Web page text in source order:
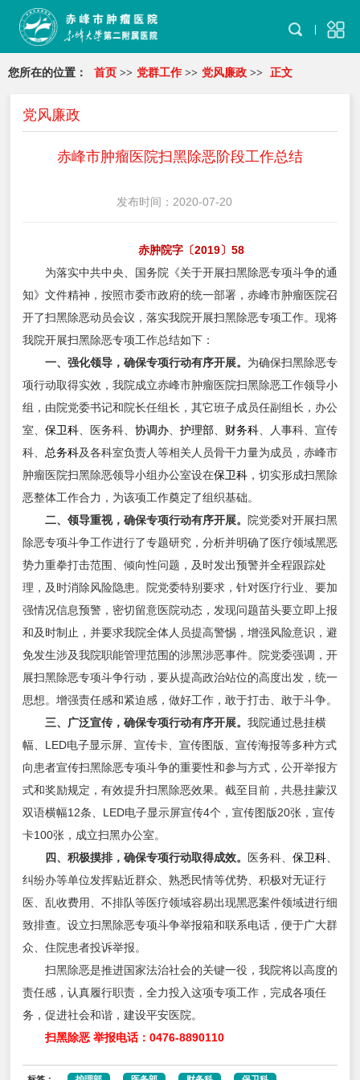
您所在的位置： 首页 >> 党群工作 >> 党风廉政 >> 正文
党风廉政
赤峰市肿瘤医院扫黑除恶阶段工作总结
发布时间：2020-07-20
赤肿院字〔2019〕58
为落实中共中央、国务院《关于开展扫黑除恶专项斗争的通
知》文件精神，按照市委市政府的统一部署，赤峰市肿瘤医院召
开了扫黑除恶动员会议，落实我院开展扫黑除恶专项工作。现将
我院开展扫黑除恶专项工作总结如下：
一、强化领导，确保专项行动有序开展。 为确保扫黑除恶专
项行动取得实效，我院成立赤峰市肿瘤医院扫黑除恶工作领导小
组，由院党委书记和院长任组长，其它班子成员任副组长，办公
室、 保卫科、医务科、 协调办、 护理部、 财务科、人事科、宣传
科、 总务科及各科室负责人等相关人员骨干力量为成员，赤峰市
肿瘤医院扫黑除恶领导小组办公室设在保卫科，切实形成扫黑除
恶整体工作合力，为该项工作奠定了组织基础。
二、领导重视，确保专项行动有序开展。
院党委对开展扫黑
除恶专项斗争工作进行了专题研究，分析并明确了医疗领域黑恶
势力重拳打击范围、倾向性问题，及时发出预警并全程跟踪处
理，及时消除风险隐患。院党委特别要求，针对医疗行业、要加
强情况信息预警，密切留意医院动态，发现问题苗头要立即上报
和及时制止，并要求我院全体人员提高警惕，增强风险意识，避
免发生涉及我院职能管理范围的涉黑涉恶事件。院党委强调，开
展扫黑除恶专项斗争行动，要从提高政治站位的高度出发，统一
思想。增强责任感和紧迫感，做好工作，敢于打击、敢于斗争。
三、广泛宣传，确保专项行动有序开展。 我院通过悬挂横
幅、LED电子显示屏、宣传卡、宣传图版、宣传海报等多种方式
向患者宣传扫黑除恶专项斗争的重要性和参与方式，公开举报方
式和奖励规定，有效提升扫黑除恶效果。截至目前，共悬挂蒙汉
双语横幅12条、LED电子显示屏宣传4个，宣传图版20张，宣传
卡100张，成立扫黑办公室。
四、积极摸排，确保专项行动取得成效。
医务科、 保卫科、
纠纷办等单位发挥贴近群众、熟悉民情等优势、积极对无证行
医、乱收费用、不排队等医疗领域容易出现黑恶案件领域进行细
致排查。设立扫黑除恶专项斗争举报箱和联系电话，便于广大群
众、住院患者投诉举报。
扫黑除恶是推进国家法治社会的关键一役，我院将以高度的
责任感，认真履行职责，全力投入这项专项工作，完成各项任
务，促进社会和谐，建设平安医院。
扫黑除恶 举报电话：0476-8890110